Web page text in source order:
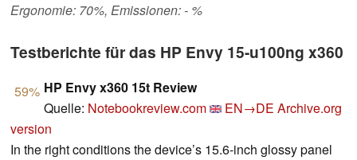
Ergonomie: 70%, Emissionen: - %
Testberichte für das HP Envy 15-u100ng x360
59% HP Envy x360 15t Review
Quelle: Notebookreview.com EN→DE Archive.org
version
In the right conditions the device’s 15.6-inch glossy panel